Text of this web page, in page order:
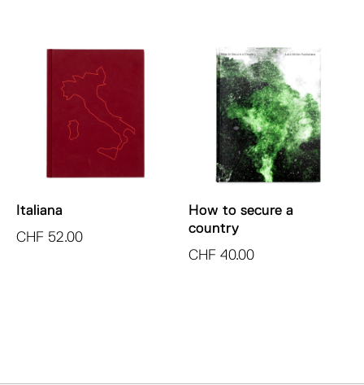
Italiana
CHF 52.00
How to secure a
country
CHF 40.00